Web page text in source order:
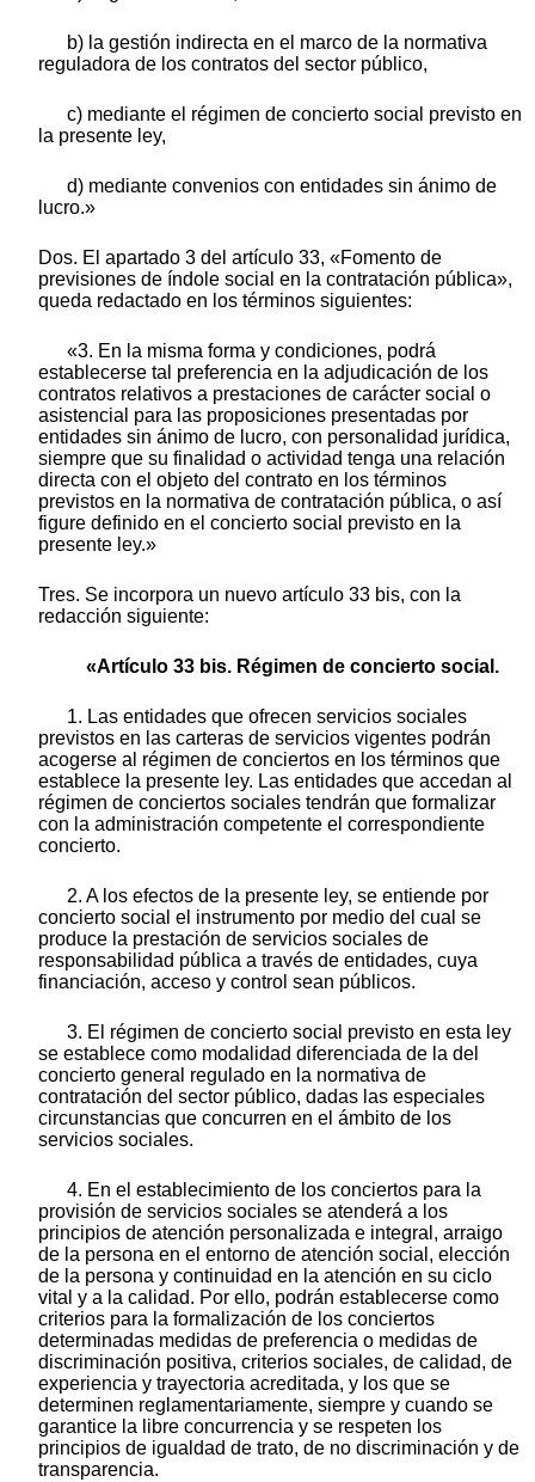
b) la gestión indirecta en el marco de la normativa
reguladora de los contratos del sector público,
c) mediante el régimen de concierto social previsto en
la presente ley,
d) mediante convenios con entidades sin ánimo de
lucro.»
Dos. El apartado 3 del artículo 33, «Fomento de
previsiones de índole social en la contratación pública»,
queda redactado en los términos siguientes:
«3. En la misma forma y condiciones, podrá
establecerse tal preferencia en la adjudicación de los
contratos relativos a prestaciones de carácter social o
asistencial para las proposiciones presentadas por
entidades sin ánimo de lucro, con personalidad jurídica,
siempre que su finalidad o actividad tenga una relación
directa con el objeto del contrato en los términos
previstos en la normativa de contratación pública, o así
figure definido en el concierto social previsto en la
presente ley.»
Tres. Se incorpora un nuevo artículo 33 bis, con la
redacción siguiente:
«Artículo 33 bis. Régimen de concierto social.
1. Las entidades que ofrecen servicios sociales
previstos en las carteras de servicios vigentes podrán
acogerse al régimen de conciertos en los términos que
establece la presente ley. Las entidades que accedan al
régimen de conciertos sociales tendrán que formalizar
con la administración competente el correspondiente
concierto.
2. A los efectos de la presente ley, se entiende por
concierto social el instrumento por medio del cual se
produce la prestación de servicios sociales de
responsabilidad pública a través de entidades, cuya
financiación, acceso y control sean públicos.
3. El régimen de concierto social previsto en esta ley
se establece como modalidad diferenciada de la del
concierto general regulado en la normativa de
contratación del sector público, dadas las especiales
circunstancias que concurren en el ámbito de los
servicios sociales.
4. En el establecimiento de los conciertos para la
provisión de servicios sociales se atenderá a los
principios de atención personalizada e integral, arraigo
de la persona en el entorno de atención social, elección
de la persona y continuidad en la atención en su ciclo
vital y a la calidad. Por ello, podrán establecerse como
criterios para la formalización de los conciertos
determinadas medidas de preferencia o medidas de
discriminación positiva, criterios sociales, de calidad, de
experiencia y trayectoria acreditada, y los que se
determinen reglamentariamente, siempre y cuando se
garantice la libre concurrencia y se respeten los
principios de igualdad de trato, de no discriminación y de
transparencia.